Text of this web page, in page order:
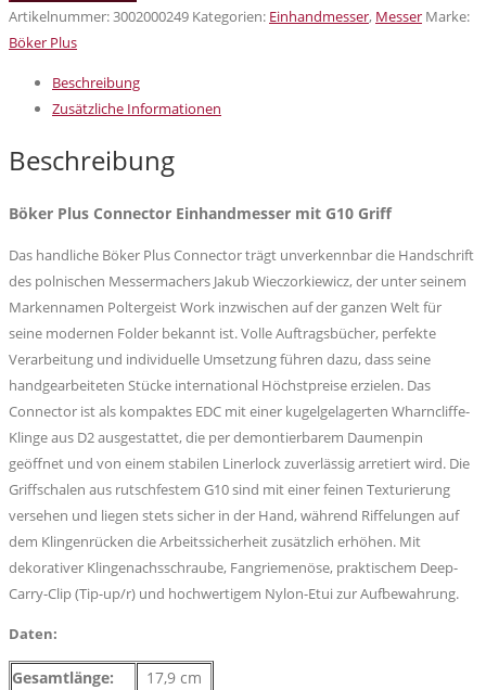
Plus
Connector
Menge
Artikelnummer:3002000249 Kategorien: Einhandmesser, Messer Marke:
Böker Plus
Beschreibung
Zusätzliche Informationen
Beschreibung
Böker Plus Connector Einhandmesser mit G10 Griff
Das handliche Böker Plus Connector trägt unverkennbar die Handschrift
des polnischen Messermachers Jakub Wieczorkiewicz, der unter seinem
Markennamen Poltergeist Work inzwischen auf der ganzen Welt für
seine modernen Folder bekannt ist. Volle Auftragsbücher, perfekte
Verarbeitung und individuelle Umsetzung führen dazu, dass seine
handgearbeiteten Stücke international Höchstpreise erzielen. Das
Connector ist als kompaktes EDC mit einer kugelgelagerten Wharncliffe-
Klinge aus D2 ausgestattet, die per demontierbarem Daumenpin
geöffnet und von einem stabilen Linerlockzuverlässig arretiert wird. Die
Griffschalen aus rutschfestem G10sind mit einer feinen Texturierung
versehen und liegen stets sicher in der Hand, während Riffelungen auf
dem Klingenrücken die Arbeitssicherheit zusätzlich erhöhen. Mit
dekorativer Klingenachsschraube, Fangriemenöse, praktischem Deep-
Carry-Clip(Tip-up/r) und hochwertigem Nylon-Etui zur Aufbewahrung.
Daten:
Gesamtlänge:
17,9 cm